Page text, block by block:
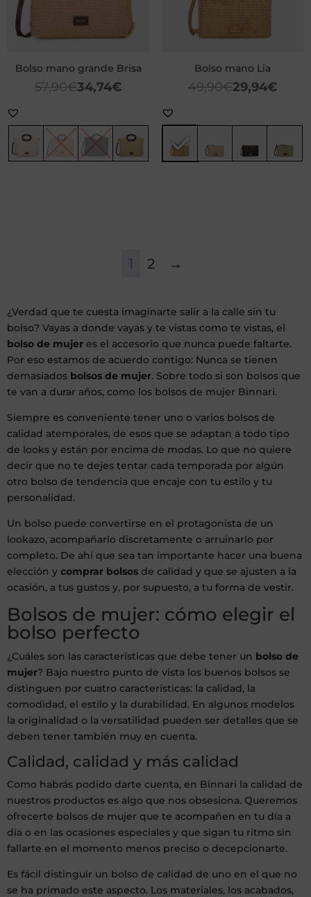
Bolso mano grande Brisa
57,90€34,74€
Bolso mano Lia
49,90€29,94€
1 2 →
¿Verdad que te cuesta imaginarte salir a la calle sin tu
bolso? Vayas a donde vayas y te vistas como te vistas, el
bolso de mujer es el accesorio que nunca puede faltarte.
Por eso estamos de acuerdo contigo: Nunca se tienen
demasiados bolsos de mujer. Sobre todo si son bolsos que
te van a durar años, como los bolsos de mujer Binnari.
Siempre es conveniente tener uno o varios bolsos de
calidad atemporales, de esos que se adaptan a todo tipo
de looks y están por encima de modas. Lo que no quiere
decir que no te dejes tentar cada temporada por algún
otro bolso de tendencia que encaje con tu estilo y tu
personalidad.
Un bolso puede convertirse en el protagonista de un
lookazo, acompañarlo discretamente o arruinarlo por
completo. De ahí que sea tan importante hacer una buena
elección y comprar bolsos de calidad y que se ajusten a la
ocasión, a tus gustos y, por supuesto, a tu forma de vestir.
Bolsos de mujer: cómo elegir el
bolso perfecto
¿Cuáles son las características que debe tener un bolso de
mujer? Bajo nuestro punto de vista los buenos bolsos se
distinguen por cuatro características: la calidad, la
comodidad, el estilo y la durabilidad. En algunos modelos
la originalidad o la versatilidad pueden ser detalles que se
deben tener también muy en cuenta.
Calidad, calidad y más calidad
Como habrás podido darte cuenta, en Binnari la calidad de
nuestros productos es algo que nos obsesiona. Queremos
ofrecerte bolsos de mujer que te acompañen en tu día a
día o en las ocasiones especiales y que sigan tu ritmo sin
fallarte en el momento menos preciso o decepcionarte.
Es fácil distinguir un bolso de calidad de uno en el que no
se ha primado este aspecto. Los materiales, los acabados,